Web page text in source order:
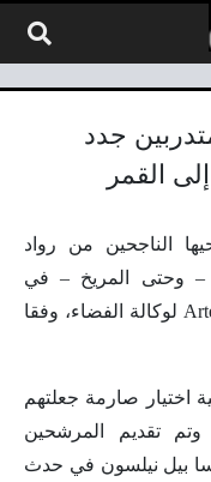
جدد
القمر
الناجحين من رواد
– وحتى المريخ – في
السنوات القادمة كجزء من برنامج Artemis لوكالة الفضاء، وفقا
اختيار صارمة جعلتهم
متقدم آخر، وتم تقديم المرشحين
بيل نيلسون في حدث